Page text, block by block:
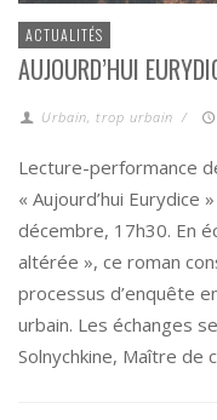
ACTUALITÉS
AUJOURD’HUI
Urbain, trop urbain /
Lecture-performance
« Aujourd’hui Eurydice
décembre, 17h30. En
altérée », ce roman
processus d’enquête
urbain. Les échanges
Solnychkine, Maître de